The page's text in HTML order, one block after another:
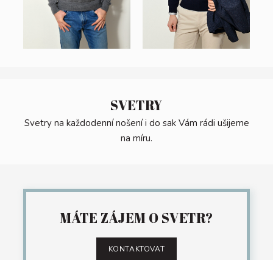
SVETRY
Svetry na každodenní nošení i do sak Vám rádi ušijeme
na míru.
MÁTE ZÁJEM O SVETR?
KONTAKTOVAT
Zapomněl/a
Registrace